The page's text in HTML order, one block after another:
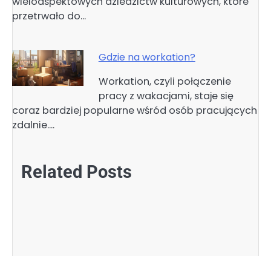
przetrwało do…
Gdzie na workation?
Workation, czyli połączenie
pracy z wakacjami, staje się
coraz bardziej popularne wśród osób pracujących
zdalnie.…
Related Posts